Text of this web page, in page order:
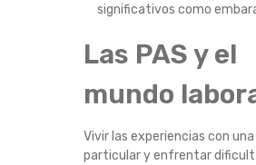
significativos como
Las PAS y el
mundo
Vivir las experiencias con
particular y enfrentar